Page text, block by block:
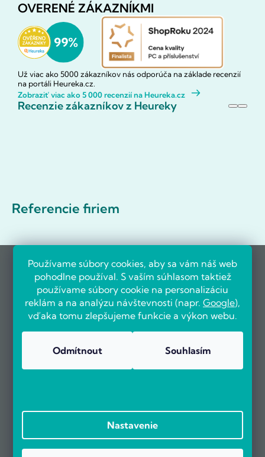
Používame súbory cookies, aby sa vám náš web
pohodlne používal. S vaším súhlasom taktiež
používame súbory cookie na personalizáciu
reklám a na analýzu návštevnosti (napr. Google),
vďaka tomu zlepšujeme funkcie a výkon webu.
Odmítnout Souhlasím
Nastavenie
OVERENÉ ZÁKAZNÍKMI
Už viac ako 5000 zákazníkov nás odporúča na základe recenzií
na portáli Heureka.cz.
Zobraziť viac ako 5 000 recenzií na Heureka.cz
Recenzie zákazníkov z Heureky
Referencie firiem